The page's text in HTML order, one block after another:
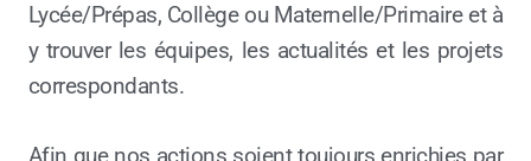
Lycée/Prépas, Collège ou Maternelle/Primaire et à
y trouver les équipes, les actualités et les projets
correspondants.
Afin que nos actions soient toujours enrichies par